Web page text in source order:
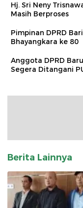
Hj. Sri Neny
Masih Berproses
Pimpinan DPRD
Bhayangkara ke 80
Anggota DPRD
Segera Ditangani
Berita Lainnya